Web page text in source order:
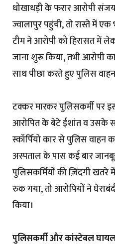
धोखाधड़ी के फरार आरोपी संजय
ज्वालापुर पहुंची, तो रास्ते में
टीम ने आरोपी को हिरासत में
जाना शुरू किया, तभी आरोपी
साथ पीछा करते हुए पुलिस
टक्कर मारकर पुलिसकर्मी पर
आरोपित के बेटे ईशांत व उसके
स्कॉर्पियो कार से पुलिस वाहन
अस्पताल के पास कई बार
पुलिसकर्मियों की ज़िंदगी
रुक गया, तो आरोपियों ने
किया।
पुलिसकर्मी और कांस्टेबल